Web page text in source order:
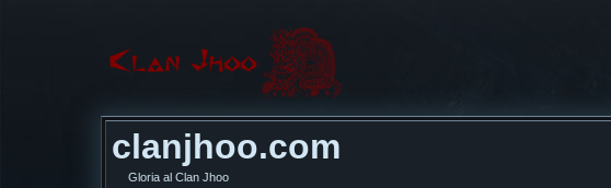
clanjhoo.com
Gloria al Clan Jhoo